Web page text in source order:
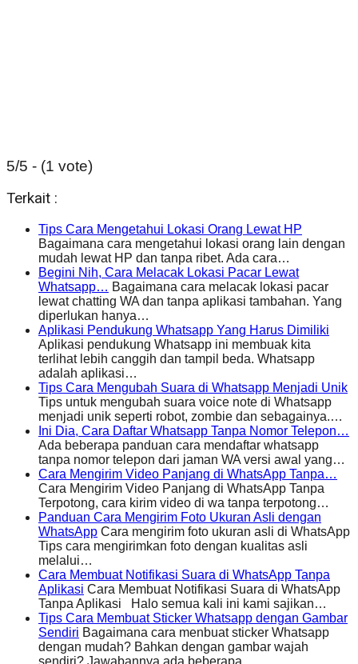
5/5 - (1 vote)
Terkait :
Tips Cara Mengetahui Lokasi Orang Lewat HP
Bagaimana cara mengetahui lokasi orang lain dengan
mudah lewat HP dan tanpa ribet. Ada cara…
Begini Nih, Cara Melacak Lokasi Pacar Lewat
Whatsapp… Bagaimana cara melacak lokasi pacar
lewat chatting WA dan tanpa aplikasi tambahan. Yang
diperlukan hanya…
Aplikasi Pendukung Whatsapp Yang Harus Dimiliki
Aplikasi pendukung Whatsapp ini membuak kita
terlihat lebih canggih dan tampil beda. Whatsapp
adalah aplikasi…
Tips Cara Mengubah Suara di Whatsapp Menjadi Unik
Tips untuk mengubah suara voice note di Whatsapp
menjadi unik seperti robot, zombie dan sebagainya.…
Ini Dia, Cara Daftar Whatsapp Tanpa Nomor Telepon…
Ada beberapa panduan cara mendaftar whatsapp
tanpa nomor telepon dari jaman WA versi awal yang…
Cara Mengirim Video Panjang di WhatsApp Tanpa…
Cara Mengirim Video Panjang di WhatsApp Tanpa
Terpotong, cara kirim video di wa tanpa terpotong…
Panduan Cara Mengirim Foto Ukuran Asli dengan
WhatsApp Cara mengirim foto ukuran asli di WhatsApp
Tips cara mengirimkan foto dengan kualitas asli
melalui…
Cara Membuat Notifikasi Suara di WhatsApp Tanpa
Aplikasi Cara Membuat Notifikasi Suara di WhatsApp
Tanpa Aplikasi Halo semua kali ini kami sajikan…
Tips Cara Membuat Sticker Whatsapp dengan Gambar
Sendiri Bagaimana cara menbuat sticker Whatsapp
dengan mudah? Bahkan dengan gambar wajah
sendiri? Jawabannya ada beberapa…